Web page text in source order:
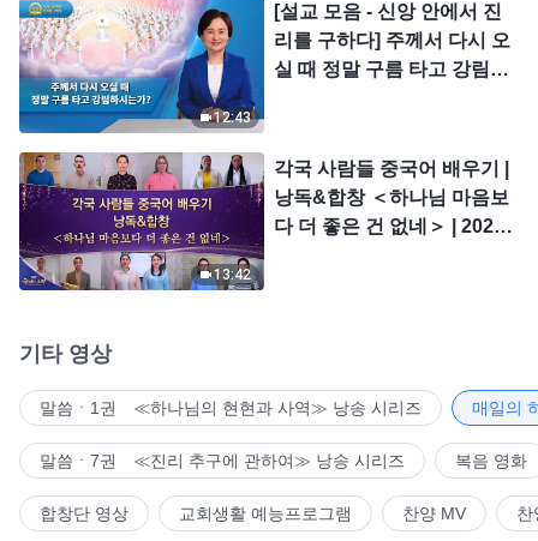
12:43
[설교 모음 - 신앙 안에서 진
리를 구하다] 주께서 다시 오
실 때 정말 구름 타고 강림하
13:42
각국 사람들 중국어 배우기 |
낭독&합창 ＜하나님 마음보
다 더 좋은 건 없네＞ | 2026
기타 영상
말씀ㆍ1권 ≪하나님의 현현과 사역≫ 낭송 시리즈 매일의
말씀ㆍ7권 ≪진리 추구에 관하여≫ 낭송 시리즈 복음 영화
합창단 영상 교회생활 예능프로그램 찬양 MV 찬